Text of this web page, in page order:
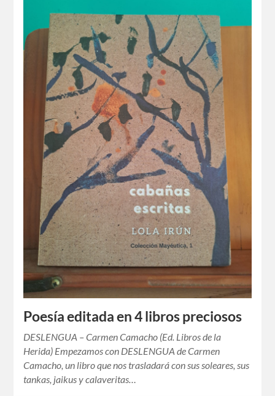
Poesía editada en 4 libros preciosos
DESLENGUA – Carmen Camacho (Ed. Libros de la
Herida) Empezamos con DESLENGUA de Carmen
Camacho, un libro que nos trasladará con sus soleares, sus
tankas, jaikus y calaveritas…